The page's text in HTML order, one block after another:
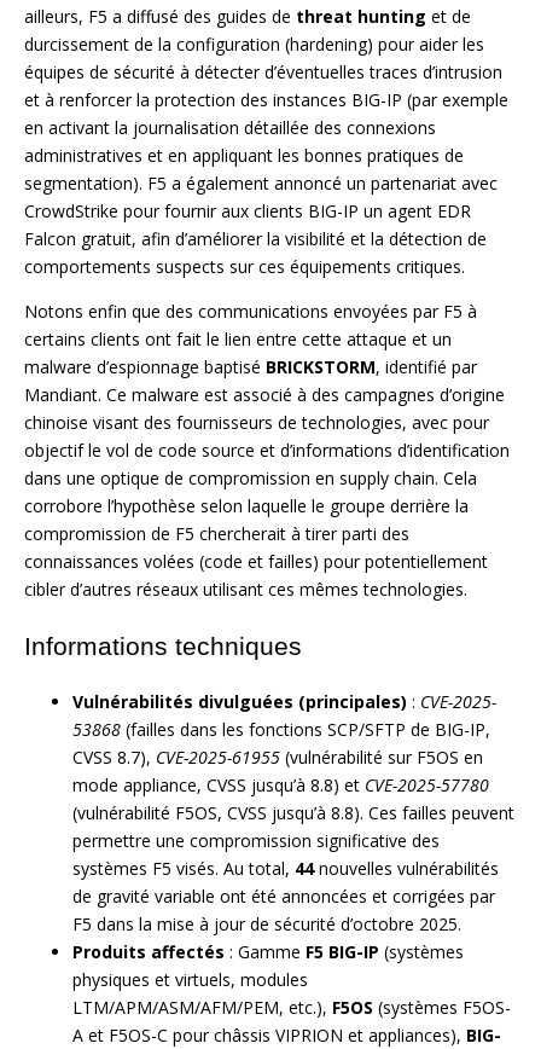
ailleurs, F5 a diffusé des guides de threat hunting et de
durcissement de la configuration (hardening) pour aider les
équipes de sécurité à détecter d’éventuelles traces d’intrusion
et à renforcer la protection des instances BIG-IP (par exemple
en activant la journalisation détaillée des connexions
administratives et en appliquant les bonnes pratiques de
segmentation). F5 a également annoncé un partenariat avec
CrowdStrike pour fournir aux clients BIG-IP un agent EDR
Falcon gratuit, afin d’améliorer la visibilité et la détection de
comportements suspects sur ces équipements critiques.
Notons enfin que des communications envoyées par F5 à
certains clients ont fait le lien entre cette attaque et un
malware d’espionnage baptisé BRICKSTORM, identifié par
Mandiant. Ce malware est associé à des campagnes d’origine
chinoise visant des fournisseurs de technologies, avec pour
objectif le vol de code source et d’informations d’identification
dans une optique de compromission en supply chain. Cela
corrobore l’hypothèse selon laquelle le groupe derrière la
compromission de F5 chercherait à tirer parti des
connaissances volées (code et failles) pour potentiellement
cibler d’autres réseaux utilisant ces mêmes technologies.
Informations techniques
Vulnérabilités divulguées (principales) : CVE-2025-
53868 (failles dans les fonctions SCP/SFTP de BIG-IP,
CVSS 8.7), CVE-2025-61955 (vulnérabilité sur F5OS en
mode appliance, CVSS jusqu’à 8.8) et CVE-2025-57780
(vulnérabilité F5OS, CVSS jusqu’à 8.8). Ces failles peuvent
permettre une compromission significative des
systèmes F5 visés. Au total, 44nouvelles vulnérabilités
de gravité variable ont été annoncées et corrigées par
F5 dans la mise à jour de sécurité d’octobre 2025.
Produits affectés : Gamme F5 BIG-IP (systèmes
physiques et virtuels, modules
LTM/APM/ASM/AFM/PEM, etc.), F5OS (systèmes F5OS-
A et F5OS-C pour châssis VIPRION et appliances), BIG-